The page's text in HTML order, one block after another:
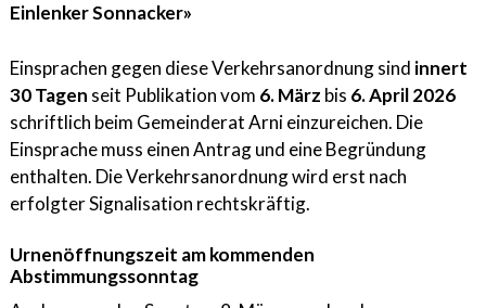
Einlenker Sonnacker»
Einsprachen gegen diese Verkehrsanordnung sind innert
30 Tagen seit Publikation vom 6. März bis 6. April 2026
schriftlich beim Gemeinderat Arni einzureichen. Die
Einsprache muss einen Antrag und eine Begründung
enthalten. Die Verkehrsanordnung wird erst nach
erfolgter Signalisation rechtskräftig.
Urnenöffnungszeit am kommenden
Abstimmungssonntag